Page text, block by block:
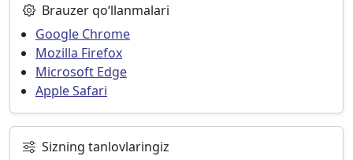
Brauzer qoʻllanmalari
Google Chrome
Mozilla Firefox
Microsoft Edge
Apple Safari
Sizning tanlovlaringiz